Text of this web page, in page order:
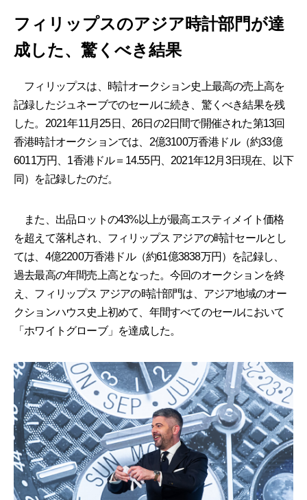
フィリップスのアジア時計部門が達
成した、驚くべき結果
フィリップスは、時計オークション史上最高の売上高を
記録したジュネーブでのセールに続き、驚くべき結果を残
した。2021年11月25日、26日の2日間で開催された第13回
香港時計オークションでは、2億3100万香港ドル（約33億
6011万円、1香港ドル＝14.55円、2021年12月3日現在、以下
同）を記録したのだ。
また、出品ロットの43%以上が最高エスティメイト価格
を超えて落札され、フィリップス アジアの時計セールとし
ては、4億2200万香港ドル（約61億3838万円）を記録し、
過去最高の年間売上高となった。今回のオークションを終
え、フィリップス アジアの時計部門は、アジア地域のオー
クションハウス史上初めて、年間すべてのセールにおいて
「ホワイトグローブ」を達成した。